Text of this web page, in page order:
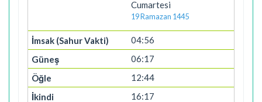
Cumartesi
19 Ramazan 1445
04:56
06:17
12:44
16:17